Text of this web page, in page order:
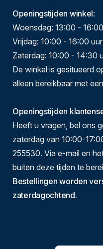
Openingstijden winkel:
Woensdag: 13:00 -
Vrijdag: 10:00 - 16:00 uur
Zaterdag: 10:00 - 14:30
De winkel is gesitueerd
alleen bereikbaar met
Openingstijden
Heeft u vragen, bel ons
zaterdag van 10:00-
255530. Via e-mail en
buiten deze tijden te
Bestellingen worden
zaterdagochtend.